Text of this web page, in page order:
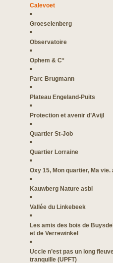
Calevoet
Groeselenberg
Observatoire
Ophem & C°
Parc Brugmann
Plateau Engeland-Puits
Protection et avenir d’Avijl
Quartier St-Job
Quartier Lorraine
Oxy 15, Mon quartier, Ma vie.
Kauwberg Nature asbl
Vallée du Linkebeek
Les amis des bois de
et de Verrewinkel
Uccle n’est pas un long
tranquille (UPFT)